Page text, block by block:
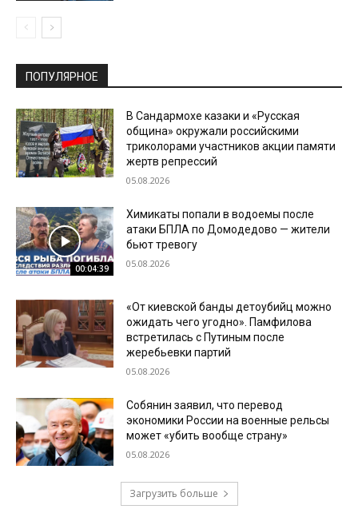
ПОПУЛЯРНОЕ
В Сандармохе казаки и «Русская
община» окружали российскими
триколорами участников акции памяти
жертв репрессий
05.08.2026
00:04:39
Химикаты попали в водоемы после
атаки БПЛА по Домодедово — жители
бьют тревогу
05.08.2026
«От киевской банды детоубийц можно
ожидать чего угодно». Памфилова
встретилась с Путиным после
жеребьевки партий
05.08.2026
Собянин заявил, что перевод
экономики России на военные рельсы
может «убить вообще страну»
05.08.2026
Загрузить больше